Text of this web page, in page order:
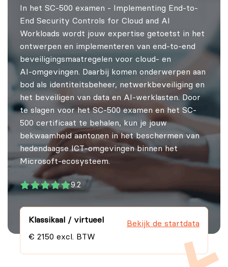
In het SC-500 examen - Implementing End-to-
End Security Controls for Cloud and AI
Workloads wordt jouw expertise getoetst in het
ontwerpen en implementeren van end‑to‑end
beveiligingsmaatregelen voor cloud‑ en
AI‑omgevingen. Daarbij komen onderwerpen aan
bod als identiteitsbeheer, netwerkbeveiliging en
het beveiligen van data en AI‑werklasten. Door
te slagen voor het SC-500 examen en het SC-
500 certificaat te behalen, kun je jouw
bekwaamheid aantonen in het beschermen van
hedendaagse ICT‑omgevingen binnen het
Microsoft‑ecosysteem.
9.2
Klassikaal / virtueel
€ 2150 excl. BTW
Bekijk de startdata